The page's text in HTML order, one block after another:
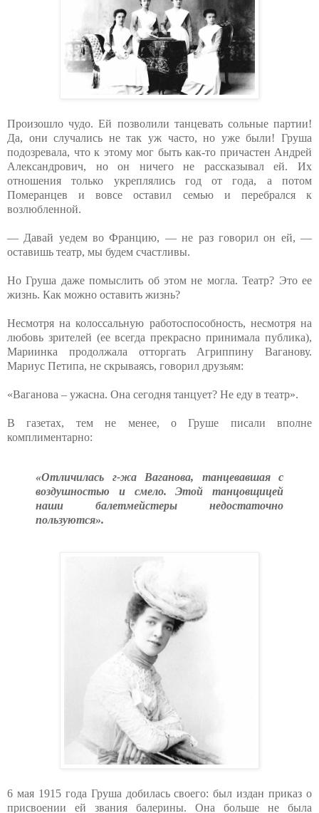
Произошло чудо. Ей позволили танцевать сольные партии!
Да, они случались не так уж часто, но уже были! Груша
подозревала, что к этому мог быть как-то причастен Андрей
Александрович, но он ничего не рассказывал ей. Их
отношения только укреплялись год от года, а потом
Померанцев и вовсе оставил семью и перебрался к
возлюбленной.
— Давай уедем во Францию, — не раз говорил он ей, —
оставишь театр, мы будем счастливы.
Но Груша даже помыслить об этом не могла. Театр? Это ее
жизнь. Как можно оставить жизнь?
Несмотря на колоссальную работоспособность, несмотря на
любовь зрителей (ее всегда прекрасно принимала публика),
Мариинка продолжала отторгать Агриппину Ваганову.
Мариус Петипа, не скрываясь, говорил друзьям:
«Ваганова – ужасна. Она сегодня танцует? Не еду в театр».
В газетах, тем не менее, о Груше писали вполне
комплиментарно:
«Отличилась г-жа Ваганова, танцевавшая с
воздушностью и смело. Этой танцовщицей
наши балетмейстеры недостаточно
пользуются».
6 мая 1915 года Груша добилась своего: был издан приказ о
присвоении ей звания балерины. Она больше не была